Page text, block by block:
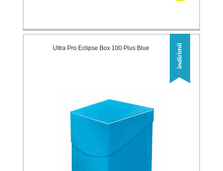
Ultra Pro Eclipse Box 100 Plus Blue